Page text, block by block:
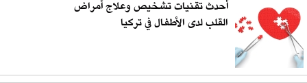
أحدث تقنيات تشخيص وعلاج أمراض
القلب لدى الأطفال في تركيا